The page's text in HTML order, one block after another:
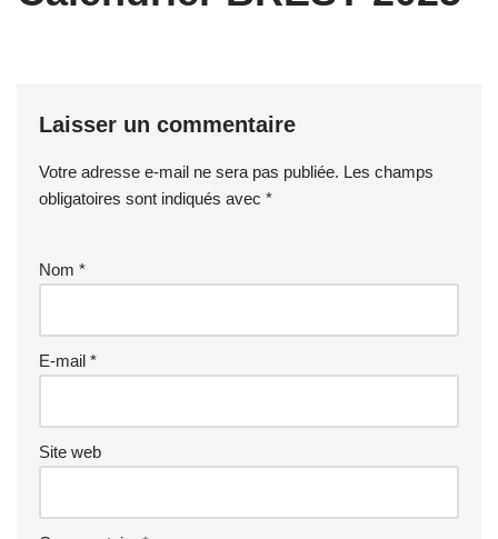
Laisser un commentaire
Votre adresse e-mail ne sera pas publiée. Les champs
obligatoires sont indiqués avec *
Nom *
E-mail *
Site web